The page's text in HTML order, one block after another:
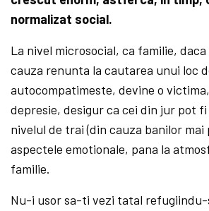
normalizat social.
La nivel microsocial, ca familie,
cauza renunta la cautarea unui loc
autocompatimeste, devine o
depresie, desigur ca cei din jur pot
nivelul de trai (din cauza banilor mai
aspectele emotionale, pana la
familie.
Nu-i usor sa-ti vezi tatal refugiindu-